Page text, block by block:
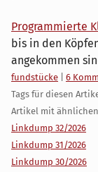
Programmierte
bis in den
angekommen
Kategorien:
fundstücke
6
Tags für diesen
Artikel mit
Linkdump 32/2026
Linkdump 31/2026
Linkdump 30/2026